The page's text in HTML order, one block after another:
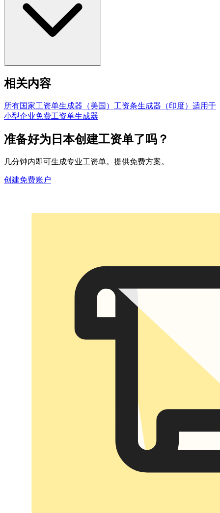
相关内容
所有国家工资单生成器（美国） 工资条生成器（印度） 适用于
小型企业免费工资单生成器
准备好为日本创建工资单了吗？
几分钟内即可生成专业工资单。提供免费方案。
创建免费账户